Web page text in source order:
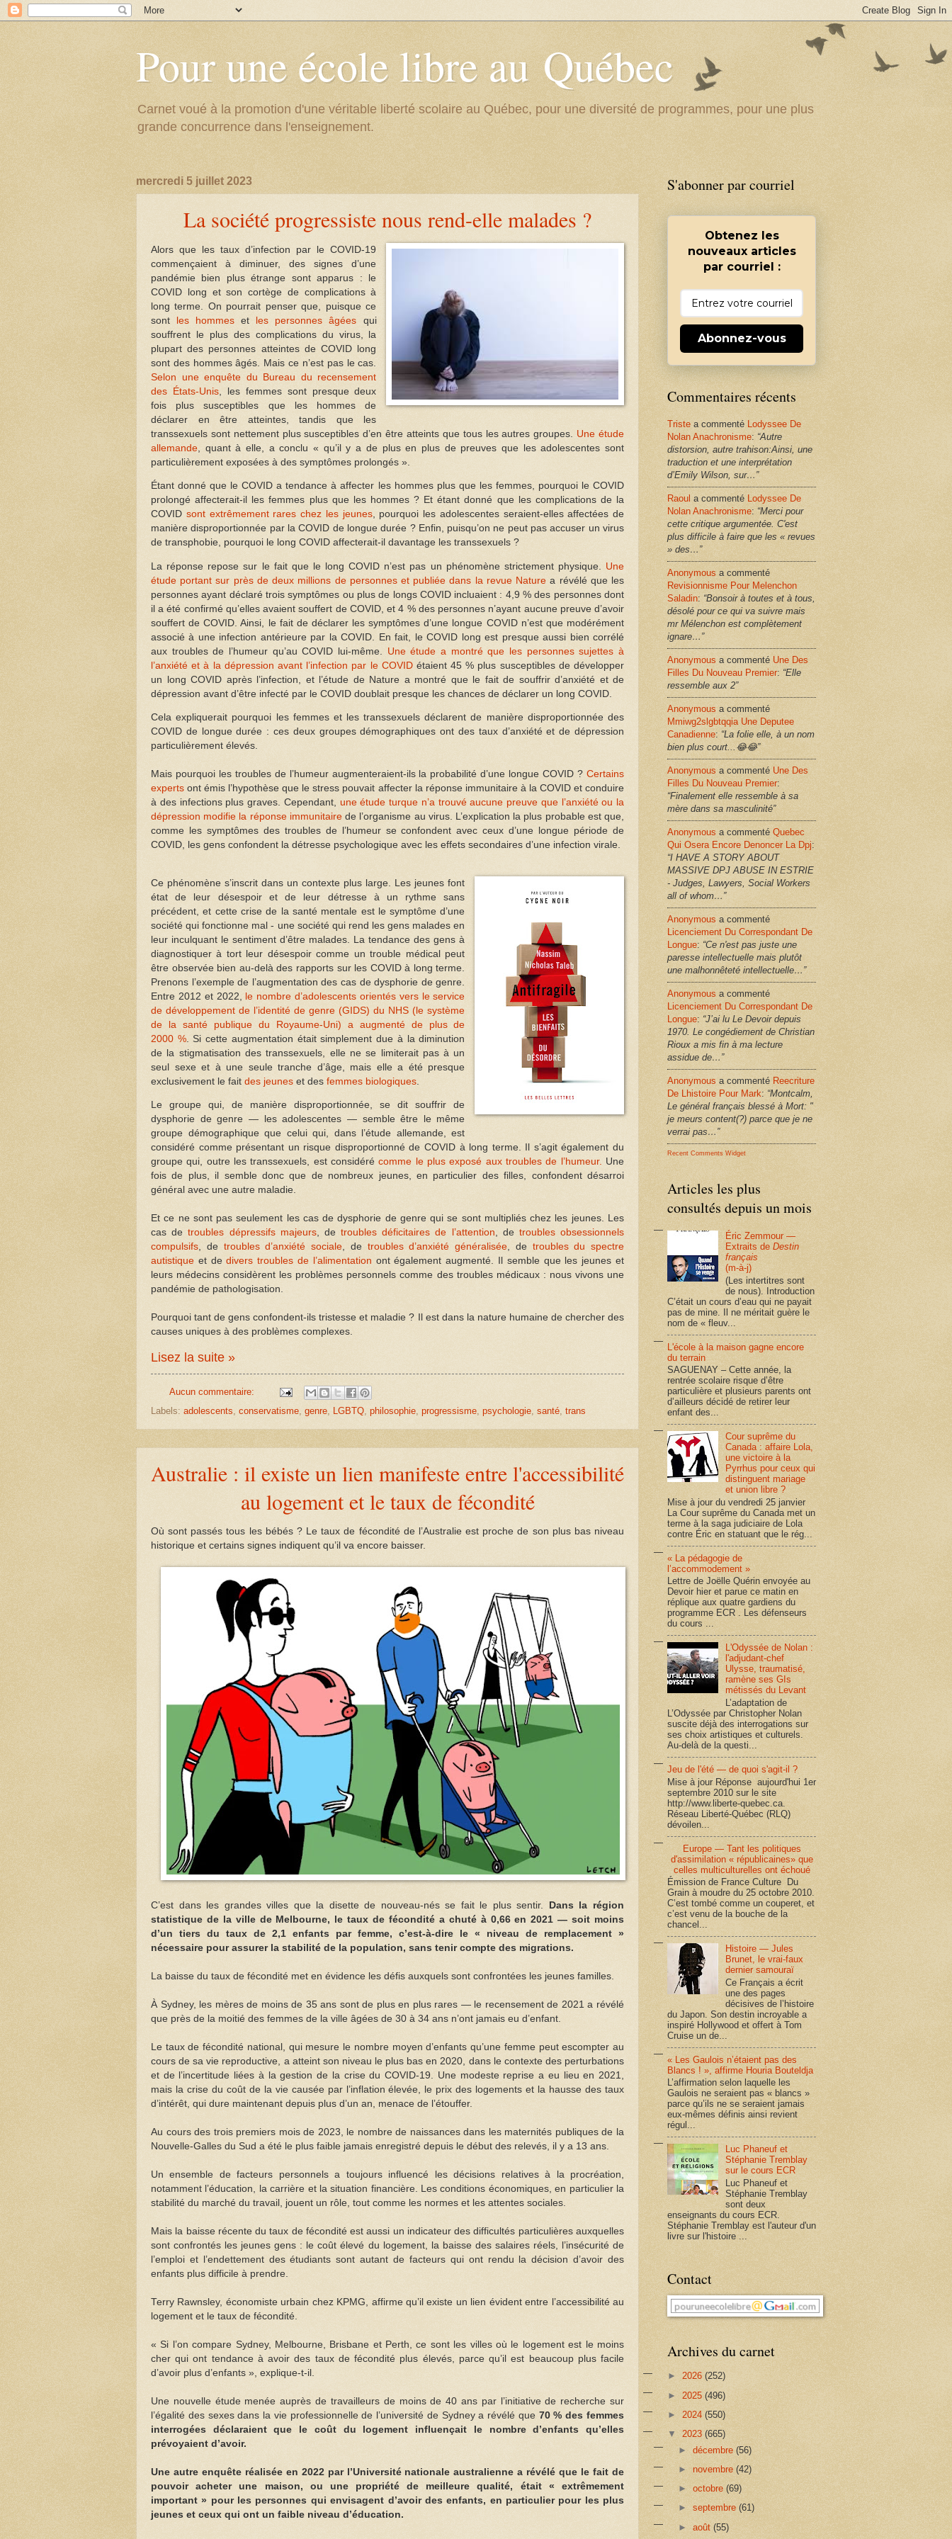
Pour une école libre au Québec
Carnet voué à la promotion d'une véritable liberté scolaire au Québec, pour une diversité de programmes, pour une plus
grande concurrence dans l'enseignement.
mercredi 5 juillet 2023
La société progressiste nous rend-elle malades ?
Alors que les taux d’infection par le COVID-19
commençaient à diminuer, des signes d’une
pandémie bien plus étrange sont apparus : le
COVID long et son cortège de complications à
long terme. On pourrait penser que, puisque ce
sontles hommes et les personnes âgées qui
souffrent le plus des complications du virus, la
plupart des personnes atteintes de COVID long
sont des hommes âgés. Mais ce n’est pas le cas.
Selon une enquête du Bureau du recensement
des États-Unis, les femmes sont presque deux
fois plus susceptibles que les hommes de
déclarer en être atteintes, tandis que les
transsexuels sont nettement plus susceptibles d’en être atteints que tous les autres groupes. Une étude
allemande , quant à elle, a conclu « qu’il y a de plus en plus de preuves que les adolescentes sont
particulièrement exposées à des symptômes prolongés ».
Étant donné que le COVID a tendance à affecter les hommes plus que les femmes, pourquoi le COVID
prolongé affecterait-il les femmes plus que les hommes ? Et étant donné que les complications de la
COVID sont extrêmement rares chez les jeunes, pourquoi les adolescentes seraient-elles affectées de
manière disproportionnée par la COVID de longue durée ? Enfin, puisqu’on ne peut pas accuser un virus
de transphobie, pourquoi le long COVID affecterait-il davantage les transsexuels ?
La réponse repose sur le fait que le long COVID n’est pas un phénomène strictement physique. Une
étude portant sur près de deux millions de personnes et publiée dans la revue Nature a révélé que les
personnes ayant déclaré trois symptômes ou plus de longs COVID incluaient : 4,9 % des personnes dont
il a été confirmé qu’elles avaient souffert de COVID, et 4 % des personnes n’ayant aucune preuve d’avoir
souffert de COVID. Ainsi, le fait de déclarer les symptômes d’une longue COVID n’est que modérément
associé à une infection antérieure par la COVID. En fait, le COVID long est presque aussi bien corrélé
aux troubles de l’humeur qu’au COVID lui-même. Une étude a montré que les personnes sujettes à
l’anxiété et à la dépression avant l’infection par le COVIDétaient 45 % plus susceptibles de développer
un long COVID après l’infection, et l’étude de Nature a montré que le fait de souffrir d’anxiété et de
dépression avant d’être infecté par le COVID doublait presque les chances de déclarer un long COVID.
Cela expliquerait pourquoi les femmes et les transsexuels déclarent de manière disproportionnée des
COVID de longue durée : ces deux groupes démographiques ont des taux d’anxiété et de dépression
particulièrement élevés.
Mais pourquoi les troubles de l’humeur augmenteraient-ils la probabilité d’une longue COVID ? Certains
experts ont émis l’hypothèse que le stress pouvait affecter la réponse immunitaire à la COVID et conduire
à des infections plus graves. Cependant, une étude turque n’a trouvé aucune preuve que l’anxiété ou la
dépression modifie la réponse immunitairede l’organisme au virus. L’explication la plus probable est que,
comme les symptômes des troubles de l’humeur se confondent avec ceux d’une longue période de
COVID, les gens confondent la détresse psychologique avec les effets secondaires d’une infection virale.
Ce phénomène s’inscrit dans un contexte plus large. Les jeunes font
état de leur désespoir et de leur détresse à un rythme sans
précédent, et cette crise de la santé mentale est le symptôme d’une
société qui fonctionne mal - une société qui rend les gens malades en
leur inculquant le sentiment d’être malades. La tendance des gens à
diagnostiquer à tort leur désespoir comme un trouble médical peut
être observée bien au-delà des rapports sur les COVID à long terme.
Prenons l’exemple de l’augmentation des cas de dysphorie de genre.
Entre 2012 et 2022, le nombre d’adolescents orientés vers le service
de développement de l’identité de genre (GIDS) du NHS (le système
de la santé publique du Royaume-Uni) a augmenté de plus de
2000 %. Si cette augmentation était simplement due à la diminution
de la stigmatisation des transsexuels, elle ne se limiterait pas à un
seul sexe et à une seule tranche d’âge, mais elle a été presque
exclusivement le fait des jeunes et des femmes biologiques
Le groupe qui, de manière disproportionnée, se dit souffrir de
dysphorie de genre — les adolescentes — semble être le même
groupe démographique que celui qui, dans l’étude allemande, est
considéré comme présentant un risque disproportionné de COVID à long terme. Il s’agit également du
groupe qui, outre les transsexuels, est considérécomme le plus exposé aux troubles de l’humeur. Une
fois de plus, il semble donc que de nombreux jeunes, en particulier des filles, confondent désarroi
général avec une autre maladie.
Et ce ne sont pas seulement les cas de dysphorie de genre qui se sont multipliés chez les jeunes. Les
cas detroubles dépressifs majeurs, detroubles déficitaires de l’attention, de troubles obsessionnels
compulsifs, de troubles d’anxiété sociale, de troubles d’anxiété généralisée, de troubles du spectre
autistique et dedivers troubles de l’alimentation ont également augmenté. Il semble que les jeunes et
leurs médecins considèrent les problèmes personnels comme des troubles médicaux : nous vivons une
pandémie de pathologisation.
Pourquoi tant de gens confondent-ils tristesse et maladie ? Il est dans la nature humaine de chercher des
causes uniques à des problèmes complexes.
Lisez la suite »
Aucun commentaire:
Labels: adolescents, conservatisme, genre, LGBTQ, philosophie, progressisme, psychologie, santé, trans
Australie : il existe un lien manifeste entre l'accessibilité
au logement et le taux de fécondité
Où sont passés tous les bébés ? Le taux de fécondité de l’Australie est proche de son plus bas niveau
historique et certains signes indiquent qu’il va encore baisser.
C’est dans les grandes villes que la disette de nouveau-nés se fait le plus sentir.
Dans la région
statistique de la ville de Melbourne, le taux de fécondité a chuté à 0,66 en 2021 — soit moins
d’un tiers du taux de 2,1 enfants par femme, c’est-à-dire le « niveau de remplacement »
nécessaire pour assurer la stabilité de la population, sans tenir compte des migrations.
La baisse du taux de fécondité met en évidence les défis auxquels sont confrontées les jeunes familles.
À Sydney, les mères de moins de 35 ans sont de plus en plus rares — le recensement de 2021 a révélé
que près de la moitié des femmes de la ville âgées de 30 à 34 ans n’ont jamais eu d’enfant.
Le taux de fécondité national, qui mesure le nombre moyen d’enfants qu’une femme peut escompter au
cours de sa vie reproductive, a atteint son niveau le plus bas en 2020, dans le contexte des perturbations
et de l’incertitude liées à la gestion de la crise du COVID-19. Une modeste reprise a eu lieu en 2021,
mais la crise du coût de la vie causée par l’inflation élevée, le prix des logements et la hausse des taux
d’intérêt, qui dure maintenant depuis plus d’un an, menace de l’étouffer.
Au cours des trois premiers mois de 2023, le nombre de naissances dans les maternités publiques de la
Nouvelle-Galles du Sud a été le plus faible jamais enregistré depuis le début des relevés, il y a 13 ans.
Un ensemble de facteurs personnels a toujours influencé les décisions relatives à la procréation,
notamment l’éducation, la carrière et la situation financière. Les conditions économiques, en particulier la
stabilité du marché du travail, jouent un rôle, tout comme les normes et les attentes sociales.
Mais la baisse récente du taux de fécondité est aussi un indicateur des difficultés particulières auxquelles
sont confrontés les jeunes gens : le coût élevé du logement, la baisse des salaires réels, l’insécurité de
l’emploi et l’endettement des étudiants sont autant de facteurs qui ont rendu la décision d’avoir des
enfants plus difficile à prendre.
Terry Rawnsley, économiste urbain chez KPMG, affirme qu’il existe un lien évident entre l’accessibilité au
logement et le taux de fécondité.
« Si l’on compare Sydney, Melbourne, Brisbane et Perth, ce sont les villes où le logement est le moins
cher qui ont tendance à avoir des taux de fécondité plus élevés, parce qu’il est beaucoup plus facile
d’avoir plus d’enfants », explique-t-il.
Une nouvelle étude menée auprès de travailleurs de moins de 40 ans par l’initiative de recherche sur
l’égalité des sexes dans la vie professionnelle de l’université de Sydney a révélé que 70 % des femmes
interrogées déclaraient que le coût du logement influençait le nombre d’enfants qu’elles
prévoyaient d’avoir.
Une autre enquête réalisée en 2022 par l’Université nationale australienne a révélé que le fait de
pouvoir acheter une maison, ou une propriété de meilleure qualité, était « extrêmement
important » pour les personnes qui envisagent d’avoir des enfants, en particulier pour les plus
jeunes et ceux qui ont un faible niveau d’éducation.
S'abonner par courriel
Obtenez les
nouveaux articles
par courriel :
Abonnez-vous
Commentaires récents
Triste a commenté Lodyssee De
Nolan Anachronisme: “Autre
distorsion, autre trahison:Ainsi, une
traduction et une interprétation
d’Emily Wilson, sur…”
Raoul a commenté Lodyssee De
Nolan Anachronisme: “Merci pour
cette critique argumentée. C'est
plus difficile à faire que les « revues
» des…”
Anonymous a commenté
Revisionnisme Pour Melenchon
Saladin: “Bonsoir à toutes et à tous,
désolé pour ce qui va suivre mais
mr Mélenchon est complètement
ignare…”
Anonymous a commenté Une Des
Filles Du Nouveau Premier: “Elle
ressemble aux 2”
Anonymous a commenté
Mmiwg2slgbtqqia Une Deputee
Canadienne: “La folie elle, à un nom
bien plus court...😂😂”
Anonymous a commenté Une Des
Filles Du Nouveau Premier:
“Finalement elle ressemble à sa
mère dans sa masculinité”
Anonymous a commenté Quebec
Qui Osera Encore Denoncer La Dpj:
“I HAVE A STORY ABOUT
MASSIVE DPJ ABUSE IN ESTRIE
- Judges, Lawyers, Social Workers
all of whom…”
Anonymous a commenté
Licenciement Du Correspondant De
Longue: “Ce n'est pas juste une
paresse intellectuelle mais plutôt
une malhonnêteté intellectuelle…”
Anonymous a commenté
Licenciement Du Correspondant De
Longue: “J’ai lu Le Devoir depuis
1970. Le congédiement de Christian
Rioux a mis fin à ma lecture
assidue de…”
Anonymous a commenté Reecriture
De Lhistoire Pour Mark: “Montcalm,
Le général français blessé à Mort: "
je meurs content(?) parce que je ne
verrai pas…”
Recent Comments Widget
Articles les plus
consultés depuis un mois
Éric Zemmour —
Extraits deDestin
français
(m-à-j)
(Les intertitres sont
de nous). Introduction
C’était un cours d’eau qui ne payait
pas de mine. Il ne méritait guère le
nom de « fleuv...
L'école à la maison gagne encore
du terrain
SAGUENAY – Cette année, la
rentrée scolaire risque d’être
particulière et plusieurs parents ont
d’ailleurs décidé de retirer leur
enfant des...
Cour suprême du
Canada : affaire Lola,
une victoire à la
Pyrrhus pour ceux qui
distinguent mariage
et union libre ?
Mise à jour du vendredi 25 janvier
La Cour suprême du Canada met un
terme à la saga judiciaire de Lola
contre Éric en statuant que le rég...
« La pédagogie de
l’accommodement »
Lettre de Joëlle Quérin envoyée au
Devoir hier et parue ce matin en
réplique aux quatre gardiens du
programme ECR . Les défenseurs
du cours ...
L'Odyssée de Nolan :
l'adjudant-chef
Ulysse, traumatisé,
ramène ses GIs
métissés du Levant
L’adaptation de
L’Odyssée par Christopher Nolan
suscite déjà des interrogations sur
ses choix artistiques et culturels.
Au-delà de la questi...
Jeu de l'été — de quoi s'agit-il ?
Mise à jour Réponse aujourd'hui 1er
septembre 2010 sur le site
http://www.liberte-quebec.ca.
Réseau Liberté-Québec (RLQ)
dévoilen...
Europe — Tant les politiques
d'assimilation « républicaines» que
celles multiculturelles ont échoué
Émission de France Culture Du
Grain à moudre du 25 octobre 2010.
C’est tombé comme un couperet, et
c’est venu de la bouche de la
chancel...
Histoire — Jules
Brunet, le vrai-faux
dernier samouraï
Ce Français a écrit
une des pages
décisives de l’histoire
du Japon. Son destin incroyable a
inspiré Hollywood et offert à Tom
Cruise un de...
« Les Gaulois n’étaient pas des
Blancs ! », affirme Houria Bouteldja
L’affirmation selon laquelle les
Gaulois ne seraient pas « blancs »
parce qu’ils ne se seraient jamais
eux-mêmes définis ainsi revient
régul...
Luc Phaneuf et
Stéphanie Tremblay
sur le cours ECR
Luc Phaneuf et
Stéphanie Tremblay
sont deux
enseignants du cours ECR.
Stéphanie Tremblay est l'auteur d'un
livre sur l'histoire ...
Contact
Archives du carnet
► 2026 (252)
► 2025 (496)
► 2024 (550)
▼ 2023 (665)
►décembre(56)
►novembre(42)
►octobre(69)
►septembre(61)
►août(55)